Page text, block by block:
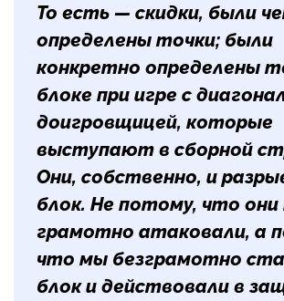
То есть — скидки, были
определены точки; были
конкретно определены
блоке при игре с
доигровщицей, которые
выступают в сборной
Они, собственно, и
блок. Не потому, что
грамотно атаковали, а
что мы безграмотно
блок и действовали в